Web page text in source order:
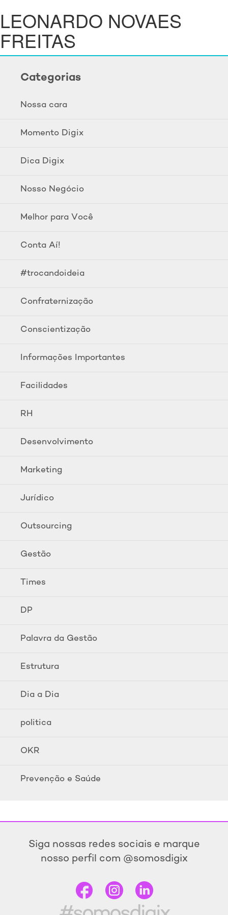
LEONARDO NOVAES
FREITAS
Categorias
Nossa cara
Momento Digix
Dica Digix
Nosso Negócio
Melhor para Você
Conta Aí!
#trocandoideia
Confraternização
Conscientização
Informações Importantes
Facilidades
RH
Desenvolvimento
Marketing
Jurídico
Outsourcing
Gestão
Times
DP
Palavra da Gestão
Estrutura
Dia a Dia
politica
OKR
Prevenção e Saúde
Siga nossas redes sociais e marque
nosso perfil com @somosdigix